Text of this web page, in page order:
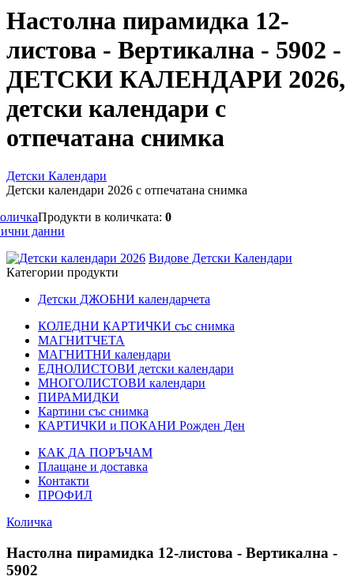
Настолна пирамидка 12-
листова - Вертикална - 5902 -
ДЕТСКИ КАЛЕНДАРИ 2026,
детски календари с
отпечатана снимка
Детски Календари
Детски календари 2026 с отпечатана снимка
Продукти в количката: 0
данни
Видове Детски Календари
Категории продукти
Детски ДЖОБНИ календарчета
КОЛЕДНИ КАРТИЧКИ със снимка
МАГНИТЧЕТА
МАГНИТНИ календари
ЕДНОЛИСТОВИ детски календари
МНОГОЛИСТОВИ календари
ПИРАМИДКИ
Картини със снимка
КАРТИЧКИ и ПОКАНИ Рожден Ден
КАК ДА ПОРЪЧАМ
Плащане и доставка
Контакти
ПРОФИЛ
Количка
Настолна пирамидка 12-листова - Вертикална -
5902